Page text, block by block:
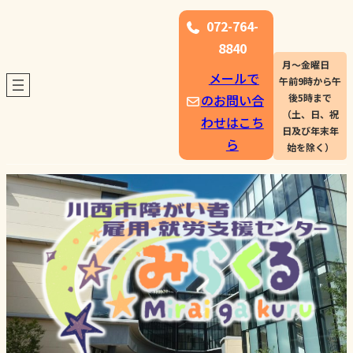
072-764-
8840
メールで
のお問い合
わせはこち
ら
月〜金曜日
午前9時から午
後5時まで
（土、日、祝
日及び年末年
始を除く）